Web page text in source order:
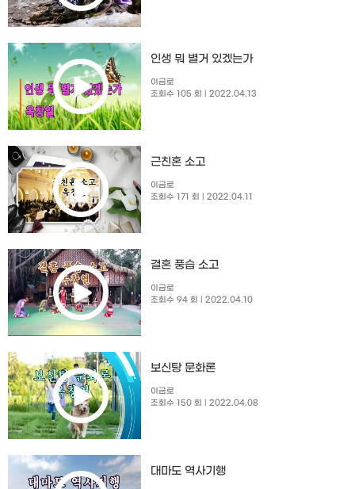
인생 뭐 별거 있겠는가
이금로
조회수 105 회
| 2022.04.13
근친혼 소고
이금로
조회수 171 회
| 2022.04.11
결혼 풍습 소고
이금로
조회수 94 회
| 2022.04.10
보신탕 문화론
이금로
조회수 150 회
| 2022.04.08
대마도 역사기행